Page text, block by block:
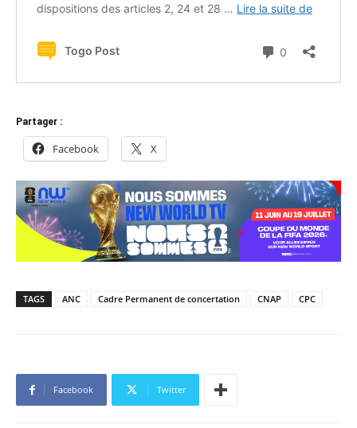
Partager :
Facebook X
TAGS ANC Cadre Permanent de concertation CNAP CPC
Facebook Twitter